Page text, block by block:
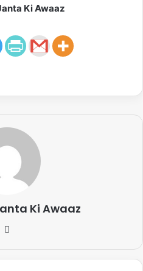
Ki Awaaz
Ki Awaaz